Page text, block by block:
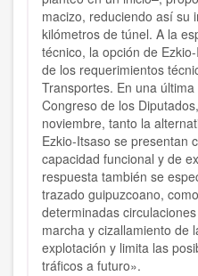
macizo, reduciendo así su
kilómetros de túnel. A la
técnico, la opción de
de los requerimientos
Transportes. En una
Congreso de los
noviembre, tanto la
Ezkio-Itsaso se presentan
capacidad funcional y de
respuesta también se
trazado guipuzcoano,
determinadas
marcha y cizallamiento de
explotación y limita las
tráficos a futuro».